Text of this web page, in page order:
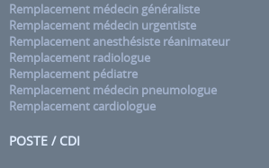
Remplacement médecin généraliste
Remplacement médecin urgentiste
Remplacement anesthésiste réanimateur
Remplacement radiologue
Remplacement pédiatre
Remplacement médecin pneumologue
Remplacement cardiologue
POSTE / CDI